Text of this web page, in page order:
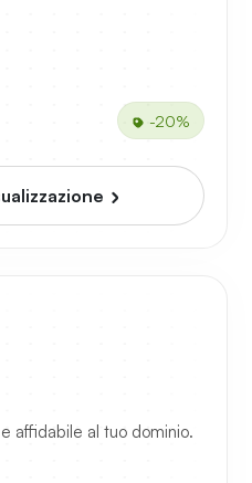
-20%
affidabile al tuo dominio.